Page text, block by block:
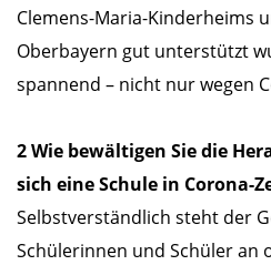
Clemens-Maria-Kinderheims
Oberbayern gut unterstützt
spannend – nicht nur wegen
2 Wie bewältigen Sie die
sich eine Schule in Corona-
Selbstverständlich steht der
Schülerinnen und Schüler an